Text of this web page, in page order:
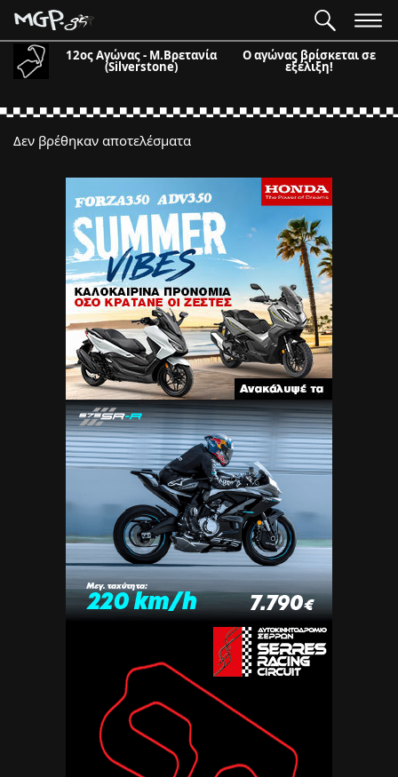
12ος Αγώνας - Μ.Βρετανία
(Silverstone)
Ο αγώνας βρίσκεται σε
εξέλιξη!
Δεν βρέθηκαν αποτελέσματα